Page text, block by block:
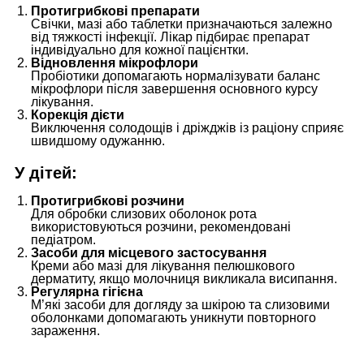
Протигрибкові препарати
Свічки, мазі або таблетки призначаються залежно
від тяжкості інфекції. Лікар підбирає препарат
індивідуально для кожної пацієнтки.
Відновлення мікрофлори
Пробіотики допомагають нормалізувати баланс
мікрофлори після завершення основного курсу
лікування.
Корекція дієти
Виключення солодощів і дріжджів із раціону сприяє
швидшому одужанню.
У дітей:
Протигрибкові розчини
Для обробки слизових оболонок рота
використовуються розчини, рекомендовані
педіатром.
Засоби для місцевого застосування
Креми або мазі для лікування пелюшкового
дерматиту, якщо молочниця викликала висипання.
Регулярна гігієна
М’які засоби для догляду за шкірою та слизовими
оболонками допомагають уникнути повторного
зараження.